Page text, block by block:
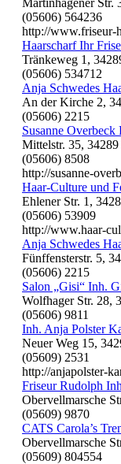
(05606) 564236
http://www.friseur-
Haarscharf Ihr
Tränkeweg 1,
(05606) 534712
Anja Schwedes
An der Kirche 2,
(05606) 2215
Susanne Overbeck
Mittelstr. 35,
(05606) 8508
http://susanne-
Haar-Culture und
Ehlener Str. 1,
(05606) 53909
http://www.haar-
Anja Schwedes
Fünffensterstr. 5,
(05606) 2215
Salon „Gisi“ Inh.
Wolfhager Str. 28,
(05606) 9811
Inh. Anja Polster
Neuer Weg 15,
(05609) 2531
http://anjapolster-
Friseur Rudolph
Obervellmarsche
(05609) 9870
CATS Carola’s
Obervellmarsche
(05609) 804554